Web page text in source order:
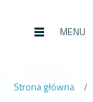
MENU
Strona główna